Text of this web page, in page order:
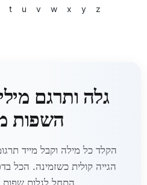
t u v w x y z
השפות
הגייה קולית כשזמינה. הכל
התחל לגלות שפות חדשות בקלות.